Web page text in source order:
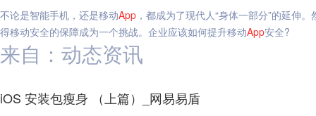
不论是智能手机，还是移动App ，都成为了现代人“身体一部分”的延伸
得移动安全的保障成为一个挑战。企业应该如何提升移动App安全?
来自：动态资讯
iOS 安装包瘦身 （上篇）_网易易盾